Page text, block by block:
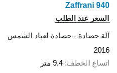
Zaffrani 940
السعر عند الطلب
آلة حصادة - حصادة لعباد الشمس
2016
اتساع الخطف 9.4 متر